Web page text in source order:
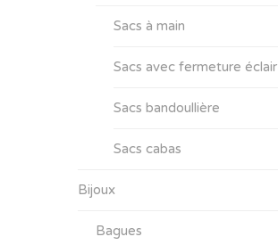
Sacs à main
Sacs avec fermeture éclair
Sacs bandoullière
Sacs cabas
Bijoux
Bagues